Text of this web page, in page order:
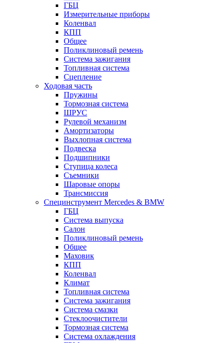
ГБЦ
Измерительные приборы
Коленвал
КПП
Общее
Поликлиновый ремень
Система зажигания
Топливная система
Сцепление
Ходовая часть
Пружины
Тормозная система
ШРУС
Рулевой механизм
Амортизаторы
Выхлопная система
Подвеска
Подшипники
Ступица колеса
Съемники
Шаровые опоры
Трансмиссия
Специнструмент Mercedes & BMW
ГБЦ
Система выпуска
Салон
Поликлиновый ремень
Общее
Маховик
КПП
Коленвал
Климат
Топливная система
Система зажигания
Система смазки
Стеклоочистители
Тормозная система
Система охлаждения